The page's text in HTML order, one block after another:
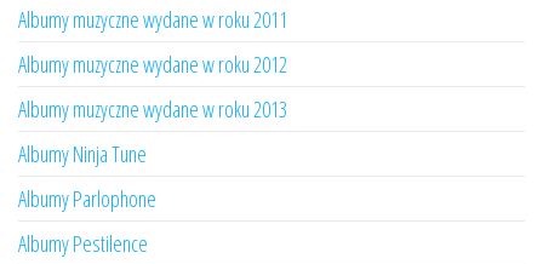
Albumy muzyczne wydane w roku 2011
Albumy muzyczne wydane w roku 2012
Albumy muzyczne wydane w roku 2013
Albumy Ninja Tune
Albumy Parlophone
Albumy Pestilence